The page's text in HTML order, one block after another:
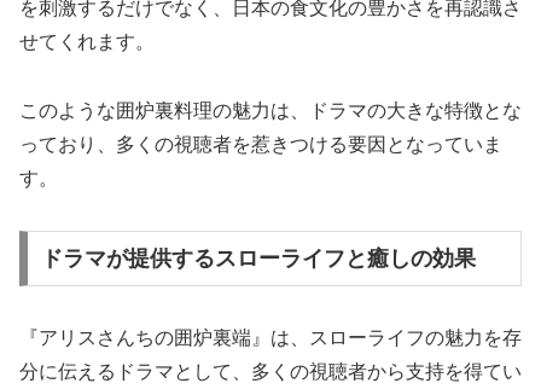
を刺激するだけでなく、日本の食文化の豊かさを再認識さ
せてくれます。
このような囲炉裏料理の魅力は、ドラマの大きな特徴とな
っており、多くの視聴者を惹きつける要因となっていま
す。
ドラマが提供するスローライフと癒しの効果
『アリスさんちの囲炉裏端』は、スローライフの魅力を存
分に伝えるドラマとして、多くの視聴者から支持を得てい